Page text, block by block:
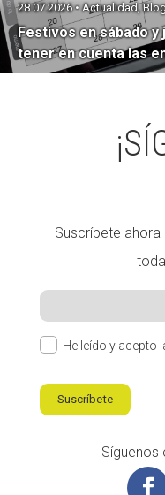
Festivos en sábado y
tener en cuenta las
28.07.2026 • Actualidad,
Suscríbete
He leído y acepto
Suscríbete
Síguenos